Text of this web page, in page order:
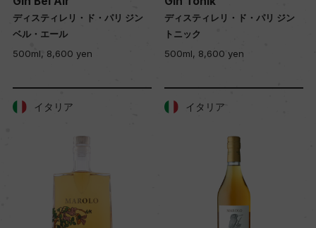
ディスティレリ・ド・パリ ジン
ベル・エール
500ml, 8,600 yen
ディスティレリ・ド・パリ ジン
トニック
500ml, 8,600 yen
イタリア イタリア